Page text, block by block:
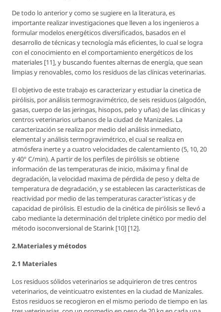
De todo lo anterior y como se sugiere en la literatura, es
importante realizar investigaciones que lleven a los ingenieros a
formular modelos energéticos diversificados, basados en el
desarrollo de técnicas y tecnología más eficientes, lo cual se logra
con el conocimiento en el comportamiento energéticos de los
materiales [11], y buscando fuentes alternas de energía, que sean
limpias y renovables, como los residuos de las clínicas veterinarias.
El objetivo de este trabajo es caracterizar y estudiar la cinetica de
pirólisis, por análisis termogravimétrico, de seis residuos (algodón,
gasas, cuerpo de las jeringas, hisopos, pelo y uñas) de las clínicas y
centros veterinarios urbanos de la ciudad de Manizales. La
caracterización se realiza por medio del análisis inmediato,
elemental y análisis termogravimétrico, el cual se realiza en
atmósfera inerte y a cuatro velocidades de calentamiento (5, 10, 20
y 40° C/min). A partir de los perfiles de pirólisis se obtiene
información de las temperaturas de inicio, máxima y final de
degradación, la velocidad maxima de pérdida de peso y delta de
temperatura de degradación, y se establecen las características de
reactividad por medio de las temperaturas caracter'isticas y de
capacidad de pirólisis. El estudio de la cinética de pirólisis se llevó a
cabo mediante la determinación del triplete cinético por medio del
método isoconversional de Starink [10] [12].
2.Materiales y métodos
2.1 Materiales
Los residuos sólidos veterinarios se adquirieron de tres centros
veterinarios, de veinticuatro existentes en la ciudad de Manizales.
Estos residuos se recogieron en el mismo periodo de tiempo en las